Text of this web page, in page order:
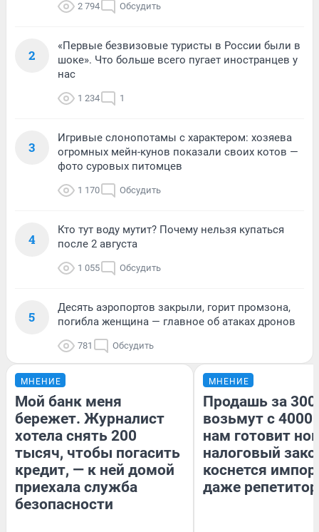
2 794 Обсудить
2
«Первые безвизовые туристы в России были в
шоке». Что больше всего пугает иностранцев у
нас
1 234 1
3
Игривые слонопотамы с характером: хозяева
огромных мейн-кунов показали своих котов —
фото суровых питомцев
1 170 Обсудить
4
Кто тут воду мутит? Почему нельзя купаться
после 2 августа
1 055 Обсудить
5
Десять аэропортов закрыли, горит промзона,
погибла женщина — главное об атаках дронов
781 Обсудить
МНЕНИЕ
Мой банк меня
бережет. Журналист
хотела снять 200
тысяч, чтобы погасить
кредит, — к ней домой
приехала служба
безопасности
МНЕНИЕ
Продашь за
возьмут с
нам готовит
налоговый
коснется
даже